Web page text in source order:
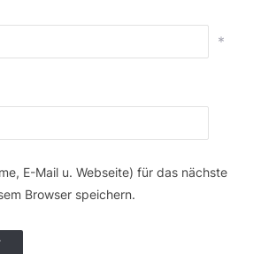
*
E-Mail u. Webseite) für das nächste
Browser speichern.